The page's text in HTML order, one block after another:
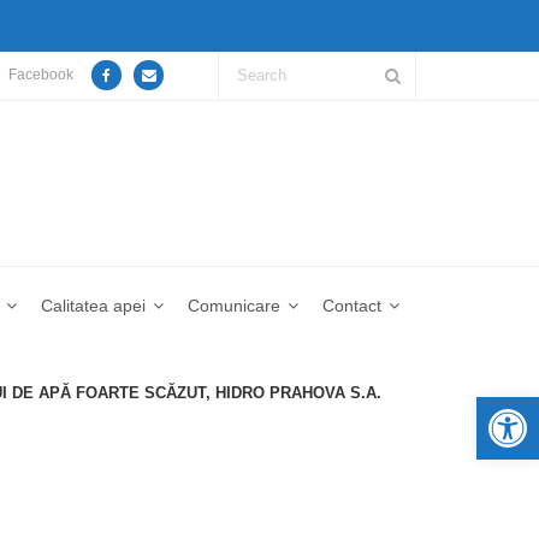
Facebook
Calitatea apei Comunicare Contact
APĂ FOARTE SCĂZUT, HIDRO PRAHOVA S.A.